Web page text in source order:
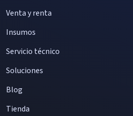
Venta y renta
Insumos
Servicio técnico
Soluciones
Blog
Tienda